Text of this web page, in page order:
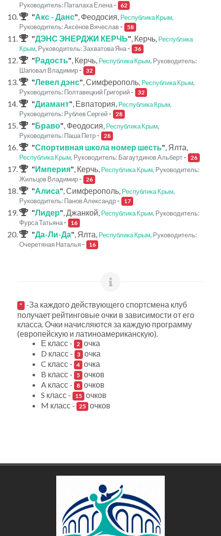
Руководитель: Паталаха Елена- 62
"Акс - Данс", Феодосия, Республика Крым,
Руководитель: Аксёнов Вячеслав- 58
"ДЭНС ЭНЕРДЖИ КЕРЧЬ", Керчь, Республика
Крым, Руководитель: Захватова Яна- 36
"Радость", Керчь, Республика Крым, Руководитель:
Шаповал Владимир- 32
"Левел дэнс", Симферополь, Республика Крым,
Руководитель: Полтавецкий Григорий- 32
"Диамант", Евпатория, Республика Крым,
Руководитель: Рублев Сергей- 28
"Браво", Феодосия, Республика Крым,
Руководитель: Паша Петр- 28
"Спортивная школа номер шесть", Ялта,
Республика Крым, Руководитель: Багаутдинов Альберт- 26
"Империя", Керчь, Республика Крым, Руководитель:
Жильцов Владимир- 26
"Алиса", Симферополь, Республика Крым,
Руководитель: Панов Александр- 17
"Лидер", Джанкой, Республика Крым, Руководитель:
Фурса Татьяна- 16
"Да-Ли-Да", Ялта, Республика Крым, Руководитель:
Очеретяная Наталья - 16
* -За каждого действующего спортсмена клуб
получает рейтинговые очки в зависимости от его
класса. Очки начисляются за каждую программу
(европейскую и латиноамериканскую).
Е класс -
2 очка
D класс - 3 очка
C класс - 4 очка
B класс -
5 очков
A класс -
8 очков
S класс -
15 очков
M класс -
25 очков